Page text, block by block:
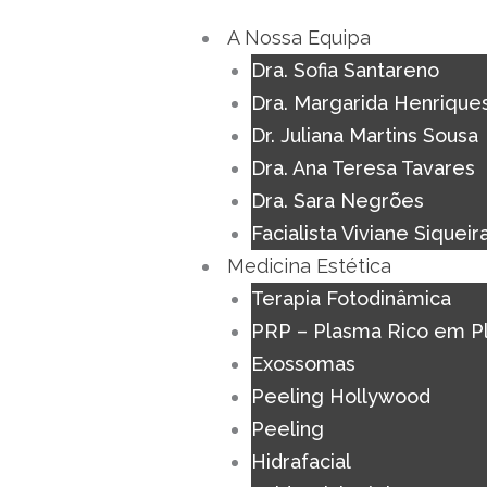
A Nossa Equipa
Dra. Sofia Santareno
Dra. Margarida
Dr. Juliana Martins Sousa
Dra. Ana Teresa Tavares
Dra. Sara Negrões
Facialista Viviane
Medicina Estética
Terapia Fotodinâmica
PRP – Plasma Rico em
Exossomas
Peeling Hollywood
Peeling
Hidrafacial